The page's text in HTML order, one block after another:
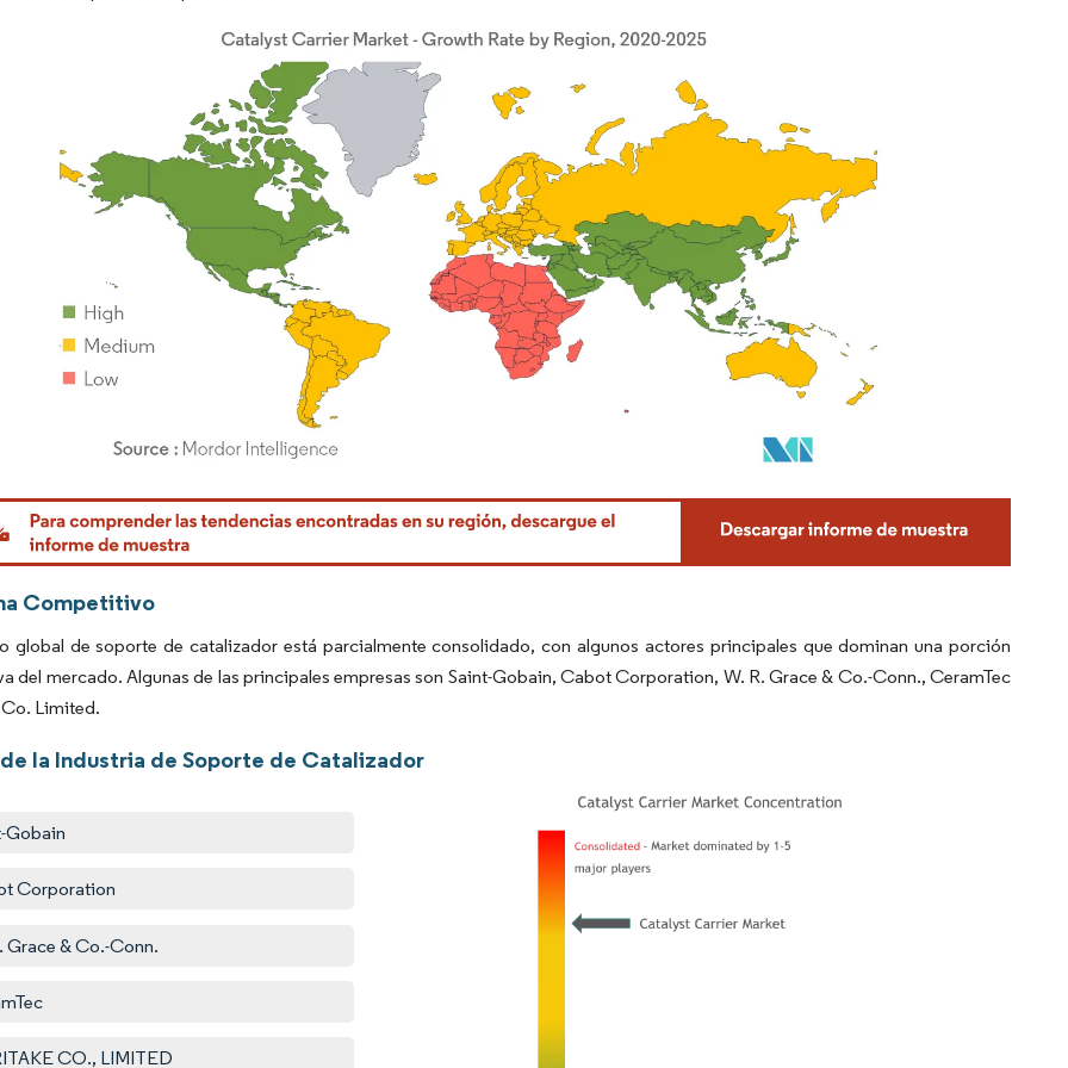
Intelligence. El uso requiere atribución según CC BY 4.0.
Competitivo
global de soporte de catalizador está parcialmente consolidado, con algunos actores principales que dominan una porción
del mercado. Algunas de las principales empresas son Saint-Gobain, Cabot Corporation, W. R. Grace & Co.-Conn., CeramTec
Limited.
la Industria de Soporte de Catalizador
Gobain
Corporation
Grace & Co.-Conn.
CO., LIMITED